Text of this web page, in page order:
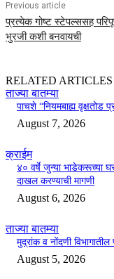
Previous article
प्रत्येक गोष्ट स्टेपल्ससह
भुरजी कशी बनवायची
RELATED ARTICLES
ताज्या बातम्या
पाचशे “नियमबाह्य वृक्षतोड
August 7, 2026
क्राईम
४० वर्षे जुन्या भाडेकरूच्या
दाखल करण्याची मागणी
August 6, 2026
ताज्या बातम्या
मुद्रांक व नोंदणी विभागातील
August 5, 2026